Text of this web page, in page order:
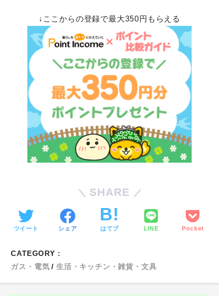
↓ここからの登録で最大350円もらえる
SHARE
ツイート シェア はてブ LINE Pocket
CATEGORY :
ガス・電気
生活・キッチン・雑貨・文具